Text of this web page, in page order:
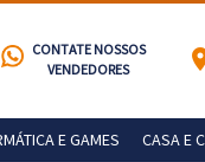
CONTATE NOSSOS
VENDEDORES
E GAMES CASA E